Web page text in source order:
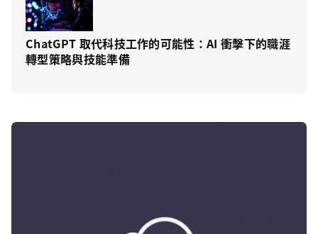
ChatGPT 取代科技工作的可能性：AI 衝擊下的職涯
轉型策略與技能準備